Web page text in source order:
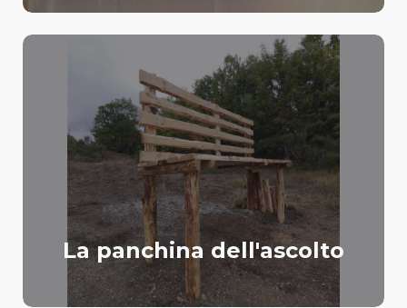
La panchina dell'ascolto